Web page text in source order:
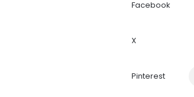
Facebook
X
Pinterest